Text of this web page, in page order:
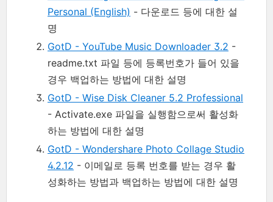
Personal (English) - 다운로드 등에 대한 설
명
GotD - YouTube Music Downloader 3.2 -
readme.txt 파일 등에 등록번호가 들어 있을
경우 백업하는 방법에 대한 설명
GotD - Wise Disk Cleaner 5.2 Professional
- Activate.exe 파일을 실행함으로써 활성화
하는 방법에 대한 설명
GotD - Wondershare Photo Collage Studio
4.2.12 - 이메일로 등록 번호를 받는 경우 활
성화하는 방법과 백업하는 방법에 대한 설명